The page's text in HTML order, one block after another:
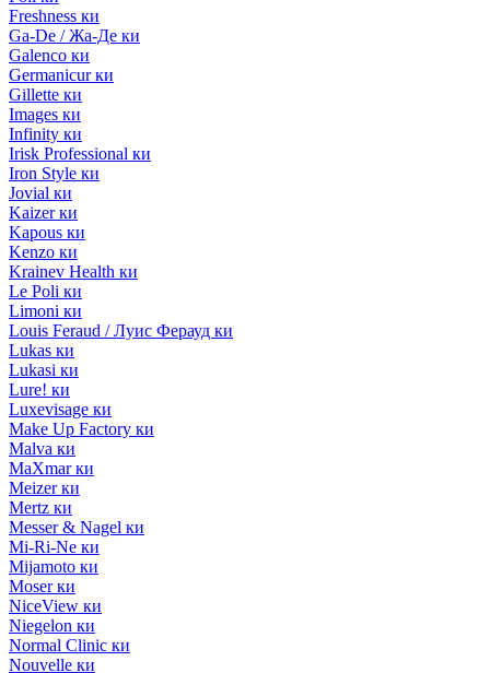
Freshness ки
Ga-De / Жа-Де ки
Galenco ки
Germanicur ки
Gillette ки
Images ки
Infinity ки
Irisk Professional ки
Iron Style ки
Jovial ки
Kaizer ки
Kapous ки
Kenzo ки
Krainev Health ки
Le Poli ки
Limoni ки
Louis Feraud / Луис Ферауд ки
Lukas ки
Lukasi ки
Lure! ки
Luxevisage ки
Make Up Factory ки
Malva ки
MaXmar ки
Meizer ки
Mertz ки
Messer & Nagel ки
Mi-Ri-Ne ки
Mijamoto ки
Moser ки
NiceView ки
Niegelon ки
Normal Clinic ки
Nouvelle ки